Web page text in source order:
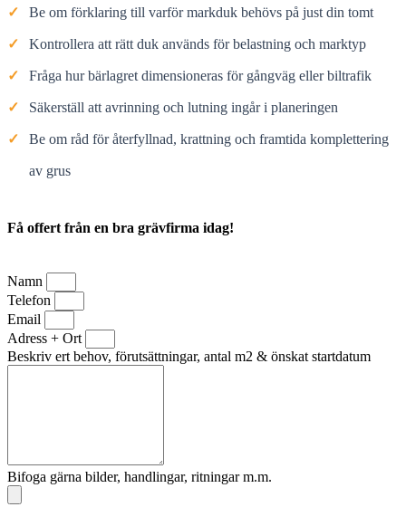
✓ Be om förklaring till varför markduk behövs på just din tomt
✓ Kontrollera att rätt duk används för belastning och marktyp
✓ Fråga hur bärlagret dimensioneras för gångväg eller biltrafik
✓ Säkerställ att avrinning och lutning ingår i planeringen
✓ Be om råd för återfyllnad, krattning och framtida komplettering
av grus
Få offert från en bra grävfirma idag!
Namn
Telefon
Email
Adress + Ort
Beskriv ert behov, förutsättningar, antal m2 & önskat startdatum
Bifoga gärna bilder, handlingar, ritningar m.m.